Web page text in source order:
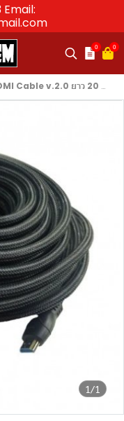
0 0
v.2.0 ยาว 20 เมตร รุ่น KN-HD20M แบบถัก
1/1